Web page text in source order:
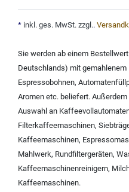
* inkl. ges. MwSt. zzgl..
Sie werden ab einem
Deutschlands) mit gemahlenem
Espressobohnen,
Aromen etc. beliefert.
Auswahl an
Filterkaffeemaschinen,
Kaffeemaschinen,
Mahlwerk, Rundfiltergeräten,
Kaffeemaschinenreinigern,
Kaffeemaschinen.